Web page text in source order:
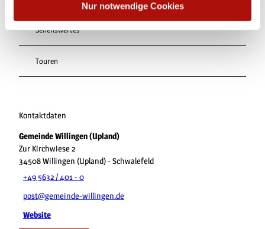
Nur notwendige Cookies
Sehenswertes
Touren
Kontaktdaten
Gemeinde Willingen (Upland)
Zur Kirchwiese 2
34508Willingen (Upland)- Schwalefeld
+49 5632 / 401 - 0
post@gemeinde-willingen.de
Website